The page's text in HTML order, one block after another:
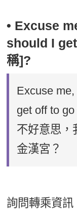
• Excuse
should I
稱]?
Excuse
get off to
不好意思，
金漢宮？
詢問轉乘資